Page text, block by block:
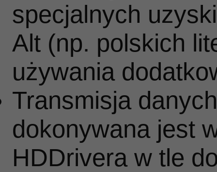
specjalnych
Alt (np. polskich
używania
Transmisja
dokonywana jest
HDDrivera w tle